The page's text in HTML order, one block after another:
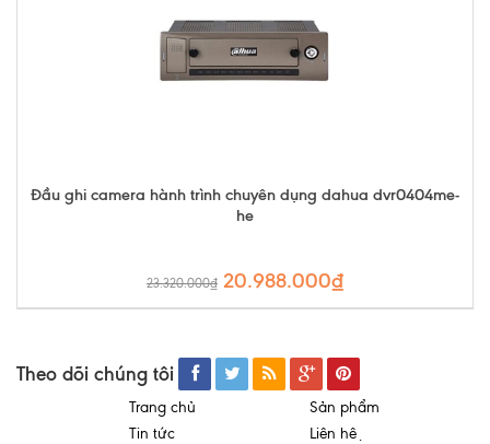
Đầu ghi camera hành trình chuyên dụng dahua dvr0404me-
he
23.320.000₫ 20.988.000₫
Theo dõi chúng tôi
Trang chủ
Sản phẩm
Tin tức
Liên hệ